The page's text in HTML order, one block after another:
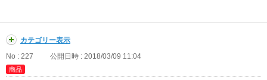
カテゴリー表示
No : 227
公開日時 : 2018/03/09 11:04
商品